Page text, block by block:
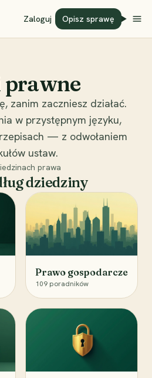
Zaloguj Opisz sprawę
zanim zaczniesz działać.
w przystępnym języku,
— z odwołaniem
ustaw.
prawa
dziedziny
Prawo gospodarcze
109 poradników